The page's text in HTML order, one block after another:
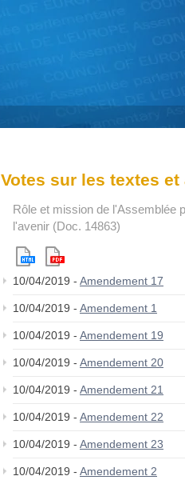
Votes sur les textes et
Rôle et mission de l'Assemblée
l'avenir (Doc. 14863)
10/04/2019 - Amendement 17
10/04/2019 - Amendement 1
10/04/2019 - Amendement 19
10/04/2019 - Amendement 20
10/04/2019 - Amendement 21
10/04/2019 - Amendement 22
10/04/2019 - Amendement 23
10/04/2019 - Amendement 2